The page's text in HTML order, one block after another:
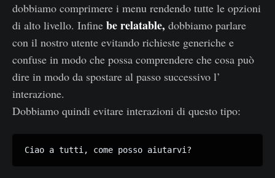
dobbiamo comprimere i menu rendendo tutte le opzioni
di alto livello. Infine be relatable, dobbiamo parlare
con il nostro utente evitando richieste generiche e
confuse in modo che possa comprendere che cosa può
dire in modo da spostare al passo successivo l’
interazione.
Dobbiamo quindi evitare interazioni di questo tipo:
Ciao a tutti, come posso aiutarvi?